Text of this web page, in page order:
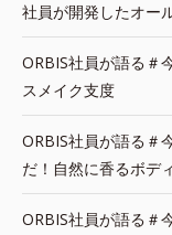
社員が開発したオー
ORBIS社員が語る＃
スメイク支度
ORBIS社員が語る＃
だ！自然に香るボデ
ORBIS社員が語る＃